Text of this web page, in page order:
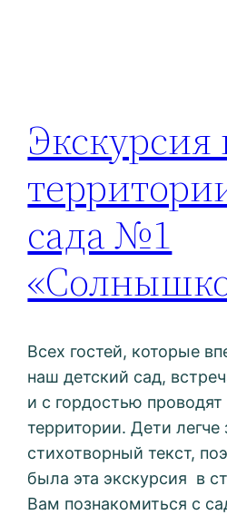
Экскурсия
сада №1
Всех гостей, которые
наш детский сад,
и с гордостью проводят
территории. Дети
стихотворный текст,
была эта экскурсия в
Вам познакомиться с